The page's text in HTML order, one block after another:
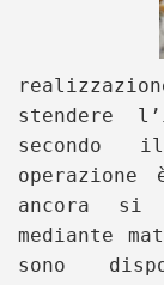
stendere
secondo
ancora si
mediante
sono